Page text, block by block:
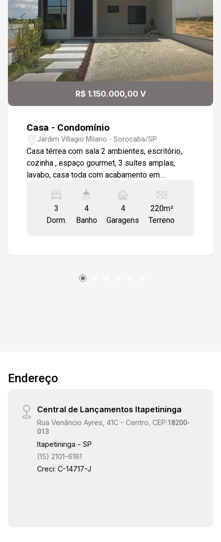
R$ 1.150.000,00 V
Casa - Condomínio
Jardim Villagio Milano - Sorocaba/SP
Casa térrea com sala 2 ambientes, escritório,
cozinha , espaço gourmet, 3 suítes amplas,
lavabo, casa toda com acabamento em
solar com boiler , janelas automatizadas, casa
toda modulada, loucas Deca, todos os banheiros
com box, nicho e gabinetes,
3
Dorm.
4
Banho
4
Garagens
220m²
Terreno
Endereço
Central de Lançamentos Itapetininga
Rua Venâncio Ayres, 41C - Centro, CEP:18200-
013
Itapetininga - SP
(15) 2101-6161
Creci: C-14717-J